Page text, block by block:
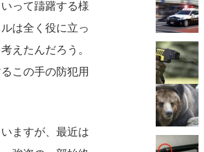
って躊躇する様
は全く役に立っ
えたんだろう。
この手の防犯用
ますが、最近は